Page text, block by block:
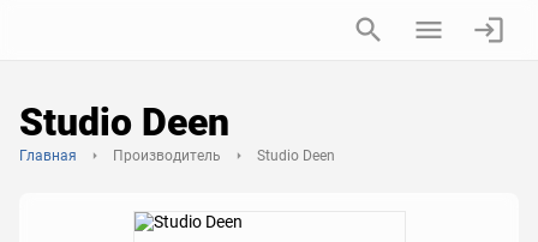
Studio Deen
Главная Производитель Studio Deen